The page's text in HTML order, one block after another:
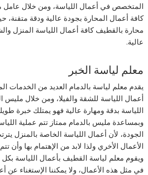
المتخصص في أعمال اللياسة، ومن خلال عامل
كافة أعمال المحارة بجودة عالية ودقة
محارة بالقطيف كافة أعمال اللياسة المنزل
عالية.
معلم لياسة الخبر
يقدم معلم لياسة بالدمام العديد من الخدمات
أعمال اللياسة للشقة والفيلا، ومن خلال مليس
اللياسة بدقة ومهارة عالية فهو يمتلك خبرة
وبمساعدة مليس بالدمام ممتاز تتم عملية
الجودة، لأن أعمال اللياسة الخاصة بالمنزل
الأعمال الأخري ولذا لابد من الإهتمام بها وأن
ويقوم معلم لياسة القطيف بأعمال اللياسة
في مثل هذه الأعمال، ولا يمكننا الإستغناء عن